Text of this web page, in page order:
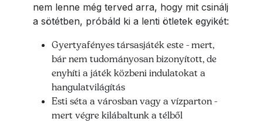
nem lenne még terved arra, hogy mit csinálj
a sötétben, próbáld ki a lenti ötletek egyikét:
Gyertyafényes társasjáték este - mert,
bár nem tudományosan bizonyított, de
enyhíti a játék közbeni indulatokat a
hangulatvilágítás
Esti séta a városban vagy a vízparton -
mert végre kilábaltunk a télből